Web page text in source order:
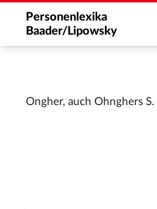
Personenlexika
Baader/Lipowsky
Ongher, auch Ohnghers S.